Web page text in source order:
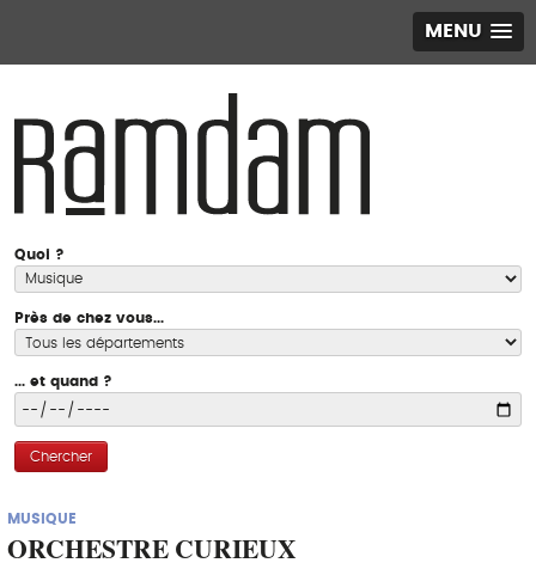
MENU
Quoi ?
Près de chez vous...
... et quand ?
Chercher
MUSIQUE
ORCHESTRE CURIEUX